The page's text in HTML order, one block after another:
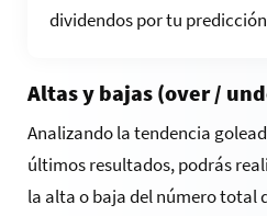
dividendos por tu
Altas y bajas (over /
Analizando la tendencia
últimos resultados, podrás
la alta o baja del número total